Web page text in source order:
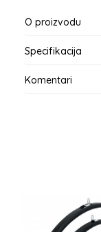
O proizvodu
Specifikacija
Komentari